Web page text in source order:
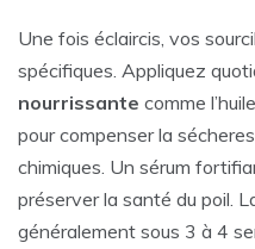
Une fois éclaircis, vos
spécifiques. Appliquez
nourrissante comme
pour compenser la
chimiques. Un sérum
préserver la santé du poil.
généralement sous 3 à 4